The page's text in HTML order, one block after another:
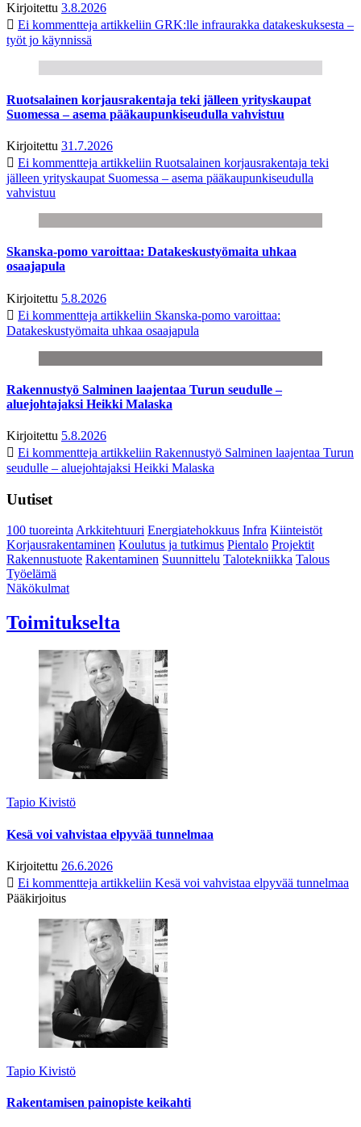
Kirjoitettu 3.8.2026
Ei kommentteja artikkeliin GRK:lle infraurakka datakeskuksesta –
työt jo käynnissä
Ruotsalainen korjausrakentaja teki jälleen yrityskaupat
Suomessa – asema pääkaupunkiseudulla vahvistuu
Kirjoitettu 31.7.2026
Ei kommentteja artikkeliin Ruotsalainen korjausrakentaja teki
jälleen yrityskaupat Suomessa – asema pääkaupunkiseudulla
vahvistuu
Skanska-pomo varoittaa: Datakeskustyömaita uhkaa
osaajapula
Kirjoitettu 5.8.2026
Ei kommentteja artikkeliin Skanska-pomo varoittaa:
Datakeskustyömaita uhkaa osaajapula
Rakennustyö Salminen laajentaa Turun seudulle –
aluejohtajaksi Heikki Malaska
Kirjoitettu 5.8.2026
Ei kommentteja artikkeliin Rakennustyö Salminen laajentaa Turun
seudulle – aluejohtajaksi Heikki Malaska
Uutiset
100 tuoreintaArkkitehtuuri Energiatehokkuus Infra Kiinteistöt
Korjausrakentaminen Koulutus ja tutkimus Pientalo Projektit
Rakennustuote Rakentaminen Suunnittelu Talotekniikka Talous
Työelämä
Näkökulmat
Toimitukselta
Tapio Kivistö
Kesä voi vahvistaa elpyvää tunnelmaa
Kirjoitettu 26.6.2026
Ei kommentteja artikkeliin Kesä voi vahvistaa elpyvää tunnelmaa
Pääkirjoitus
Tapio Kivistö
Rakentamisen painopiste keikahti